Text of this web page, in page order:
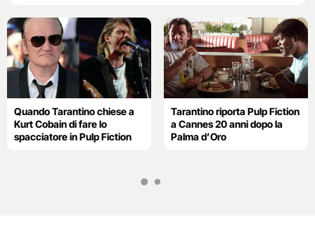
Quando Tarantino chiese a
Kurt Cobain di fare lo
spacciatore in Pulp Fiction
Tarantino riporta Pulp Fiction
a Cannes 20 anni dopo la
Palma d’Oro